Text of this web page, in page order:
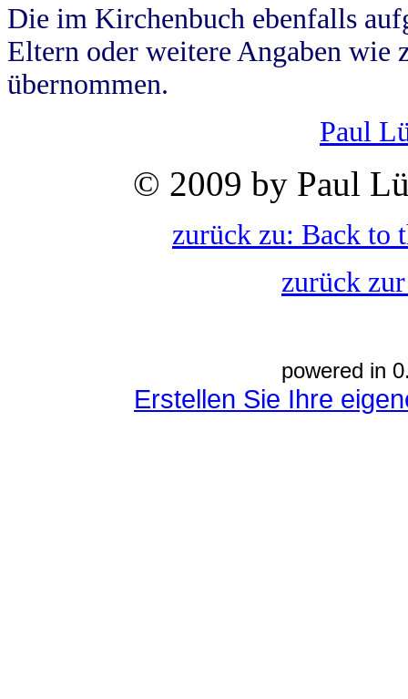
Die im Kirchenbuch ebenfalls
Eltern oder weitere Angaben wie
übernommen.
Paul
© 2009 by Paul
zurück zu: Back to
zurück
powered in
Erstellen Sie Ihre